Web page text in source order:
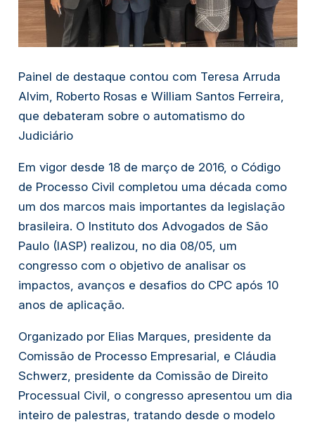
Painel de destaque contou com Teresa Arruda
Alvim, Roberto Rosas e William Santos Ferreira,
que debateram sobre o automatismo do
Judiciário
Em vigor desde 18 de março de 2016, o Código
de Processo Civil completou uma década como
um dos marcos mais importantes da legislação
brasileira. O Instituto dos Advogados de São
Paulo (IASP) realizou, no dia 08/05, um
congresso com o objetivo de analisar os
impactos, avanços e desafios do CPC após 10
anos de aplicação.
Organizado por Elias Marques, presidente da
Comissão de Processo Empresarial, e Cláudia
Schwerz, presidente da Comissão de Direito
Processual Civil, o congresso apresentou um dia
inteiro de palestras, tratando desde o modelo